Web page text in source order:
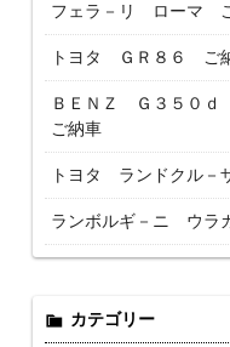
フェラ－リ ローマ
トヨタ ＧＲ８６ ご
ＢＥＮＺ Ｇ３５０
ご納車
トヨタ ランドクル
ランボルギ－ニ ウラ
カテゴリー